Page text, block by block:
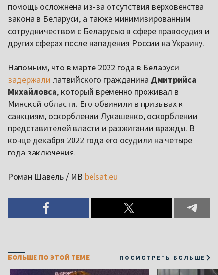
помощь осложнена из-за отсутствия верховенства
закона в Беларуси, а также минимизированным
сотрудничеством с Беларусью в сфере правосудия и
других сферах после нападения России на Украину.
Напомним, что в марте 2022 года в Беларуси
задержали латвийского гражданина Дмитрийса
Михайловса, который временно проживал в
Минской области. Его обвинили в призывах к
санкциям, оскорблении Лукашенко, оскорблении
представителей власти и разжигании вражды. В
конце декабря 2022 года его осудили на четыре
года заключения.
Роман Шавель / МВ belsat.eu
БОЛЬШЕ ПО ЭТОЙ ТЕМЕ ПОСМОТРЕТЬ БОЛЬШЕ